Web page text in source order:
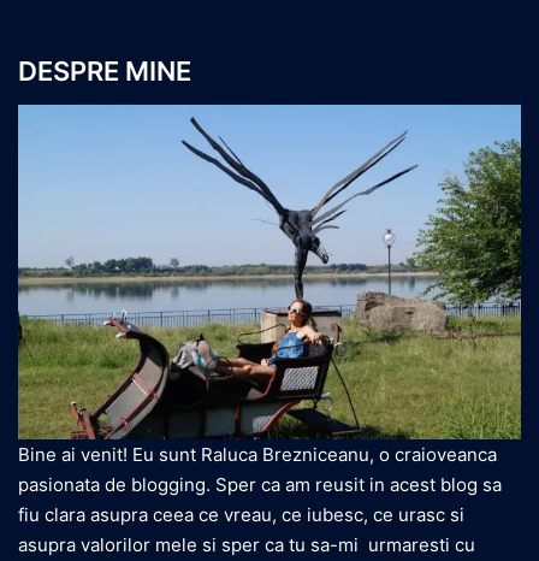
DESPRE MINE
Bine ai venit! Eu sunt Raluca Brezniceanu, o craioveanca
pasionata de blogging. Sper ca am reusit in acest blog sa
fiu clara asupra ceea ce vreau, ce iubesc, ce urasc si
asupra valorilor mele si sper ca tu sa-mi urmaresti cu